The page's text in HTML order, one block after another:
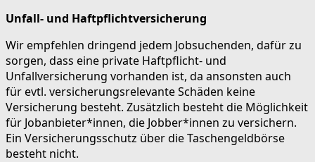
Unfall- und Haftpflichtversicherung
Wir empfehlen dringend jedem Jobsuchenden, dafür zu
sorgen, dass eine private Haftpflicht- und
Unfallversicherung vorhanden ist, da ansonsten auch
für evtl. versicherungsrelevante Schäden keine
Versicherung besteht. Zusätzlich besteht die Möglichkeit
für Jobanbieter*innen, die Jobber*innen zu versichern.
Ein Versicherungsschutz über die Taschengeldbörse
besteht nicht.